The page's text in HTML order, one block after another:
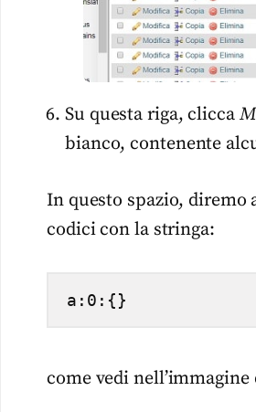
Su questa riga, clicca
bianco, contenente
In questo spazio, diremo
codici con la stringa:
a:0:{}
come vedi